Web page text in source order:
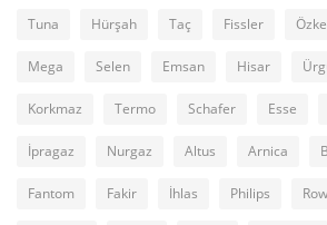
Tuna Hürşah Taç Fissler
Mega Selen Emsan Hisar
Korkmaz Termo Schafer Esse
İpragaz Nurgaz Altus Arnica
Fantom Fakir İhlas Philips